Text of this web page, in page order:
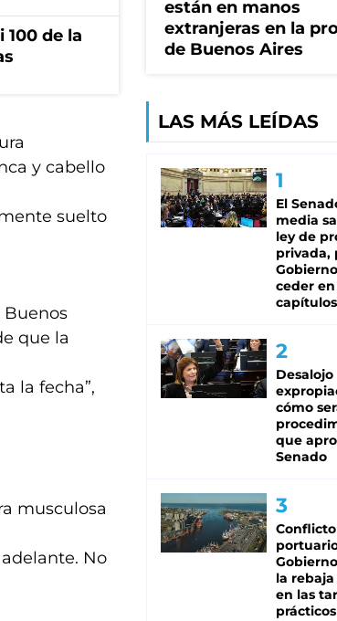
de la
y cabello
suelto
Buenos
que la
la fecha”,
musculosa
No
están en manos
extranjeras en la
de Buenos Aires
LAS MÁS LEÍDAS
El
media
ley de
privada,
ceder
capítulos
cómo
que
Senado
Conflicto
la rebaja
en las
prácticos